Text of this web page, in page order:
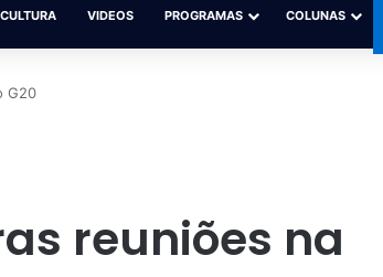
CULTURA VIDEOS PROGRAMAS COLUNAS
G20
reuniões na